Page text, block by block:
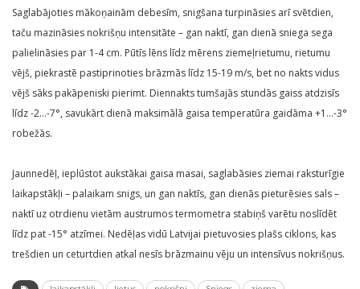
Saglabājoties mākoņainām debesīm, snigšana turpināsies arī svētdien,
taču mazināsies nokrišņu intensitāte – gan naktī, gan dienā sniega sega
palielināsies par 1-4 cm. Pūtīs lēns līdz mērens ziemeļrietumu, rietumu
vējš, piekrastē pastiprinoties brāzmās līdz 15-19 m/s, bet no nakts vidus
vējš sāks pakāpeniski pierimt. Diennakts tumšajās stundās gaiss atdzisīs
līdz -2…-7°, savukārt dienā maksimālā gaisa temperatūra gaidāma +1…-3°
robežās.
Jaunnedēļ, ieplūstot aukstākai gaisa masai, saglabāsies ziemai raksturīgie
laikapstākļi – palaikam snigs, un gan naktīs, gan dienās pieturēsies sals –
naktī uz otrdienu vietām austrumos termometra stabiņš varētu noslīdēt
līdz pat -15° atzīmei. Nedēļas vidū Latvijai pietuvosies plašs ciklons, kas
trešdien un ceturtdien atkal nesīs brāzmainu vēju un intensīvus nokrišņus.